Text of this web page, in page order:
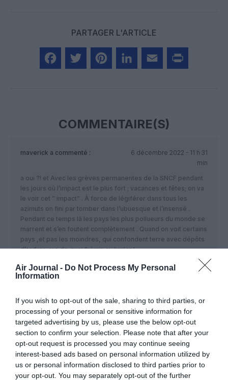
Air Journal - Do Not Process My Personal
Information
If you wish to opt-out of the sale, sharing to third parties, or
processing of your personal or sensitive information for
targeted advertising by us, please use the below opt-out
section to confirm your selection. Please note that after your
opt-out request is processed you may continue seeing
interest-based ads based on personal information utilized by
us or personal information disclosed to third parties prior to
your opt-out. You may separately opt-out of the further
PARTAGER L'ARTICLE
COMMENTAIRE(S)
maverick a commenté :
6 décembre 2022 - 11 h 31
min
a oui ?! et Avec les grèves permanentes de la SNCF pendant
les jours où l’impact est le plus fort ; vacances et fêtes; on va
le voir cet ” impact” . À force de légiférer dans tous les
azimuts on fini par tomber dans l’ubuesque et l’insensé .
Pendant ce temps là les pays les plus pollueurs du monde se
marrent et s’en foutent complètement . Quand on voit certains
pays ,et pas les moindres, qui confondent terre avec dépôts
d’ordure, y a de quoi frémir ou hurler !
RÉPONDRE
Et donc?a commenté :
6 décembre 2022 -
20 h 42 min
En attendant qu’on arrive a convaincre « les pays qui
confondent terre et dépôt d’ordure » et « les pays
les plus pollueurs du monde », pendant ce temps là,
que fait donc Maverick dès aujourd’hui à son petit